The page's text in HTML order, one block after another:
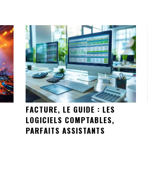
FACTURE, LE GUIDE : LES
LOGICIELS COMPTABLES,
PARFAITS ASSISTANTS